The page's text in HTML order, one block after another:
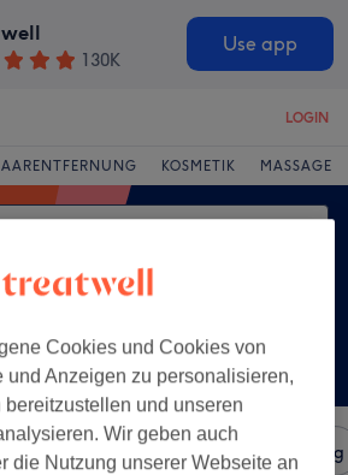
130K
Use app
LOGIN
KOSMETIK MASSAGE
Salons Expressangebote Bewertung
Cookies und Cookies von
und Anzeigen zu personalisieren,
und unseren
Wir geben auch
die Nutzung unserer Webseite an